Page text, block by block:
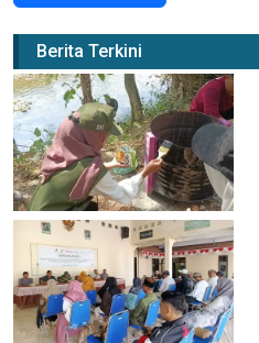
Berita Terkini